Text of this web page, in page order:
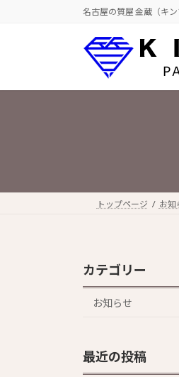
へ
ョ
名古屋の質屋 金蔵（キ
トップページ お知
カテゴリー
お知らせ
最近の投稿